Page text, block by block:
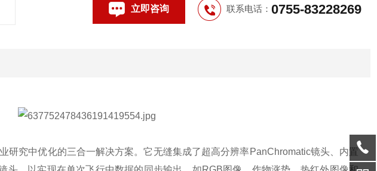
立即咨询 联系电话： 0755-83228269
究中优化的三合一解决方案。它无缝集成了超高分辨率PanChromatic镜头、内置